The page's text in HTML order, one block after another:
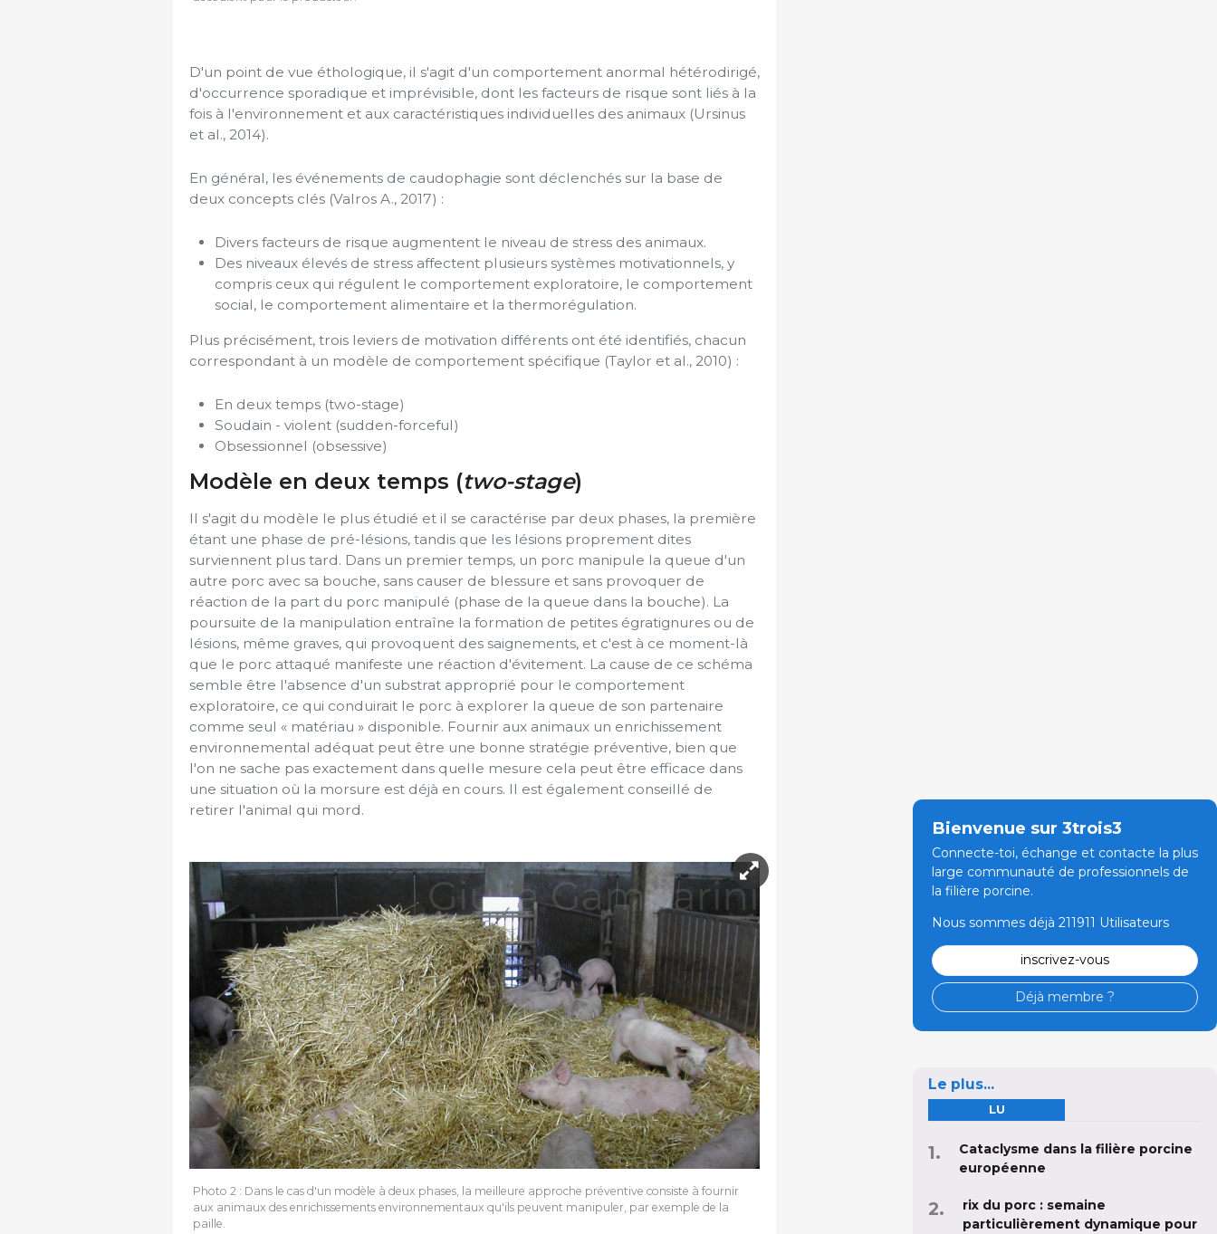
D'un point de vue éthologique, il s'agit d'un comportement anormal hétérodirigé,
d'occurrence sporadique et imprévisible, dont les facteurs de risque sont liés à la
fois à l'environnement et aux caractéristiques individuelles des animaux (Ursinus
et al., 2014).
En général, les événements de caudophagie sont déclenchés sur la base de
deux concepts clés (Valros A., 2017) :
Divers facteurs de risque augmentent le niveau de stress des animaux.
Des niveaux élevés de stress affectent plusieurs systèmes motivationnels, y
compris ceux qui régulent le comportement exploratoire, le comportement
social, le comportement alimentaire et la thermorégulation.
Plus précisément, trois leviers de motivation différents ont été identifiés, chacun
correspondant à un modèle de comportement spécifique (Taylor et al., 2010) :
En deux temps (two-stage)
Soudain - violent (sudden-forceful)
Obsessionnel (obsessive)
Modèle en deux temps (two-stage)
Il s'agit du modèle le plus étudié et il se caractérise par deux phases, la première
étant une phase de pré-lésions, tandis que les lésions proprement dites
surviennent plus tard. Dans un premier temps, un porc manipule la queue d'un
autre porc avec sa bouche, sans causer de blessure et sans provoquer de
réaction de la part du porc manipulé (phase de la queue dans la bouche). La
poursuite de la manipulation entraîne la formation de petites égratignures ou de
lésions, même graves, qui provoquent des saignements, et c'est à ce moment-là
que le porc attaqué manifeste une réaction d'évitement. La cause de ce schéma
semble être l'absence d'un substrat approprié pour le comportement
exploratoire, ce qui conduirait le porc à explorer la queue de son partenaire
comme seul « matériau » disponible. Fournir aux animaux un enrichissement
environnemental adéquat peut être une bonne stratégie préventive, bien que
l'on ne sache pas exactement dans quelle mesure cela peut être efficace dans
une situation où la morsure est déjà en cours. Il est également conseillé de
retirer l'animal qui mord.
Photo 2 : Dans le cas d'un modèle à deux phases, la meilleure approche préventive consiste à fournir
aux animaux des enrichissements environnementaux qu'ils peuvent manipuler, par exemple de la
paille.
Bienvenue sur 3trois3
Connecte-toi, échange et contacte la plus
large communauté de professionnels de
la filière porcine.
Nous sommes déjà 211911 Utilisateurs
inscrivez-vous
Déjà membre ?
Le plus...
LU
Cataclysme dans la filière porcine
européenne
rix du porc : semaine
particulièrement dynamique pour